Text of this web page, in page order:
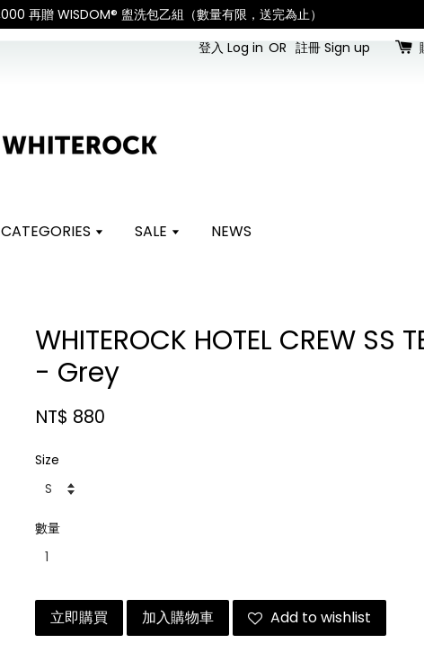
International Shipping: Recipient is responsible for all
登入 Log in OR 註冊 Sign up
CATEGORIES SALE NEWS
WHITEROCK HOTEL CREW SS
- Grey
NT$ 880
Size
數量
立即購買 加入購物車 Add to wishlist